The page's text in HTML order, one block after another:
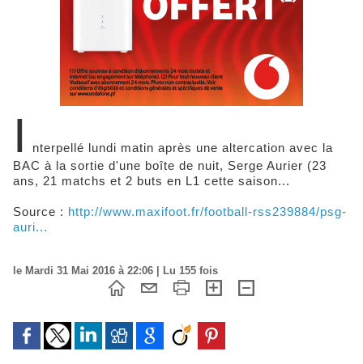
I
nterpellé lundi matin après une altercation avec la
BAC à la sortie d'une boîte de nuit, Serge Aurier (23
ans, 21 matchs et 2 buts en L1 cette saison...
Source : http://www.maxifoot.fr/football-rss239884/psg-
auri...
le Mardi 31 Mai 2016 à 22:06 | Lu 155 fois